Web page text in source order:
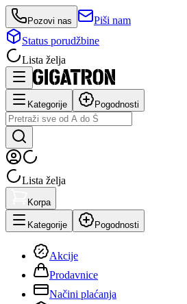
Pozovi nas
Piši nam
Status porudžbine
Lista želja
Kategorije Pogodnosti
Lista želja
Korpa
Kategorije Pogodnosti
Akcije
Prodavnice
Načini plaćanja